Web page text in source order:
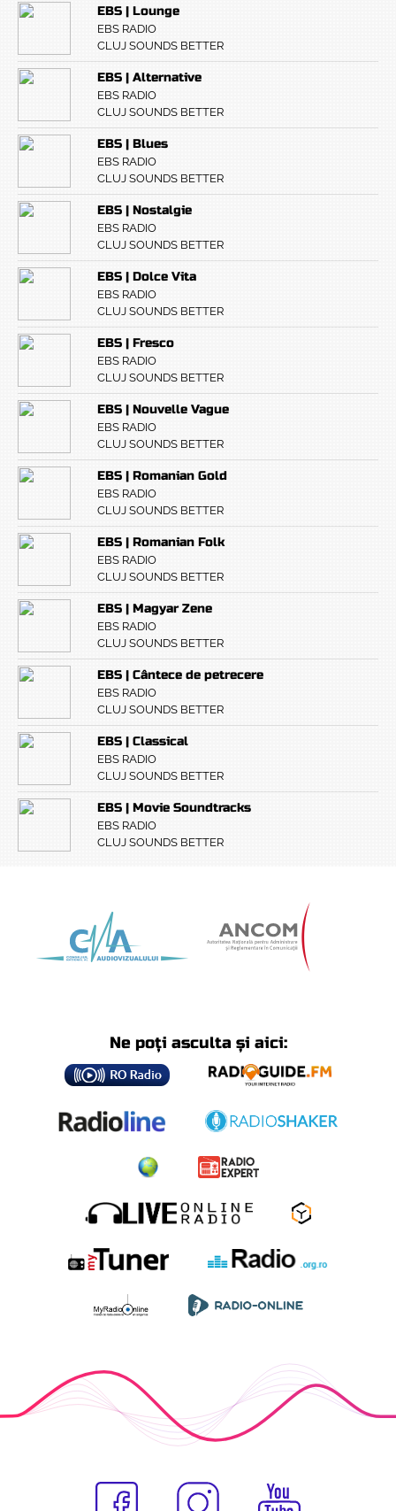
EBS | Lounge
EBS RADIO
CLUJ SOUNDS BETTER
EBS | Alternative
EBS RADIO
CLUJ SOUNDS BETTER
EBS | Blues
EBS RADIO
CLUJ SOUNDS BETTER
EBS | Nostalgie
EBS RADIO
CLUJ SOUNDS BETTER
EBS | Dolce Vita
EBS RADIO
CLUJ SOUNDS BETTER
EBS | Fresco
EBS RADIO
CLUJ SOUNDS BETTER
EBS | Nouvelle Vague
EBS RADIO
CLUJ SOUNDS BETTER
EBS | Romanian Gold
EBS RADIO
CLUJ SOUNDS BETTER
EBS | Romanian Folk
EBS RADIO
CLUJ SOUNDS BETTER
EBS | Magyar Zene
EBS RADIO
CLUJ SOUNDS BETTER
EBS | Cântece de petrecere
EBS RADIO
CLUJ SOUNDS BETTER
EBS | Classical
EBS RADIO
CLUJ SOUNDS BETTER
EBS | Movie Soundtracks
EBS RADIO
CLUJ SOUNDS BETTER
Ne poți asculta și aici: